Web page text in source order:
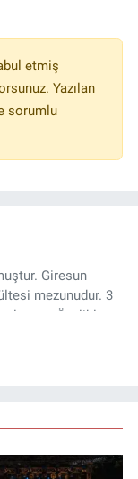
etmiş
Yazılan
sorumlu
Giresun
mezunudur. 3
Özelikle